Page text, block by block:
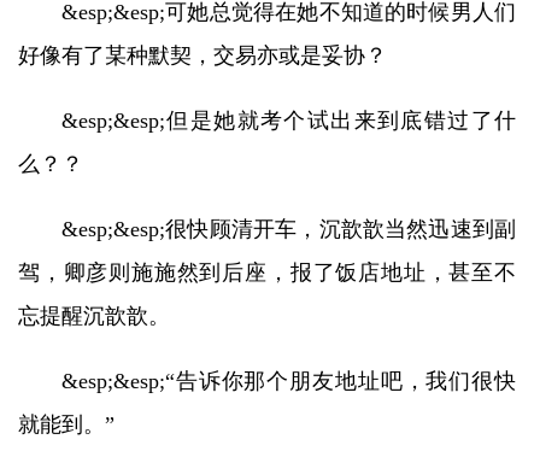
&esp;&esp;可她总觉得在她不知道的时候男人们
好像有了某种默契，交易亦或是妥协？
&esp;&esp;但是她就考个试出来到底错过了什
么？？
&esp;&esp;很快顾清开车，沉歆歆当然迅速到副
驾，卿彦则施施然到后座，报了饭店地址，甚至不
忘提醒沉歆歆。
&esp;&esp;“告诉你那个朋友地址吧，我们很快
就能到。”